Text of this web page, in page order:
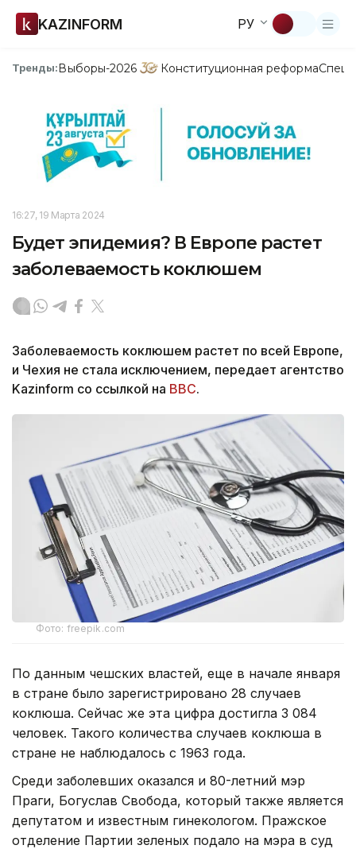
KAZINFORM РУ
Тренды:Выборы-2026 Конституционная реформа
16:27, 19 Марта 2024
Будет эпидемия? В Европе растет
заболеваемость коклюшем
Заболеваемость коклюшем растет по всей Европе,
и Чехия не стала исключением, передает агентство
Kazinform со ссылкой на BBC.
Фото: freepik.com
По данным чешских властей, еще в начале января
в стране было зарегистрировано 28 случаев
коклюша. Сейчас же эта цифра достигла 3 084
человек. Такого количества случаев коклюша в
стране не наблюдалось с 1963 года.
Среди заболевших оказался и 80-летний мэр
Праги, Богуслав Свобода, который также является
депутатом и известным гинекологом. Пражское
отделение Партии зеленых подало на мэра в суд